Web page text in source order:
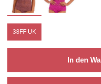
38FF UK
In den